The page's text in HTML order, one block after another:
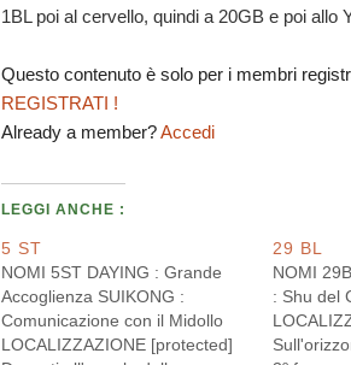
1BL poi al cervello, quindi a 20GB e poi allo
Questo contenuto è solo per i membri
REGISTRATI !
Already a member?Accedi
LEGGI ANCHE :
5 ST
NOMI 5ST DAYING : Grande
Accoglienza SUIKONG :
Comunicazione con il Midollo
LOCALIZZAZIONE [protected]
29 BL
NOMI
: Shu del